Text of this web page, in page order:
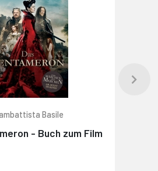
Basile
- Buch zum Film